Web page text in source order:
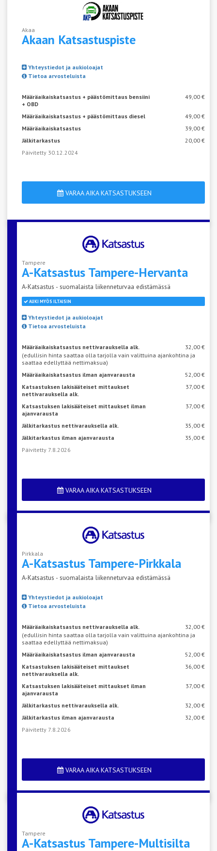
Akaa
Akaan Katsastuspiste
Yhteystiedot ja aukioloajat
Tietoa arvosteluista
Määräaikaiskatsastus + päästömittaus bensiini
+ OBD
49,00 €
Määräaikaiskatsastus + päästömittaus diesel
49,00 €
Määräaikaiskatsastus
39,00 €
Jälkitarkastus
20,00 €
Päivitetty 30.12.2024
VARAA AIKA KATSASTUKSEEN
Tampere
A-Katsastus Tampere-Hervanta
A-Katsastus - suomalaista liikenneturvaa edistämässä
AUKI MYÖS ILTAISIN
Yhteystiedot ja aukioloajat
Tietoa arvosteluista
Määräaikaiskatsastus nettivarauksella alk.
32,00 €
(edullisin hinta saattaa olla tarjolla vain valittuina ajankohtina ja
saattaa edellyttää nettimaksua)
Määräaikaiskatsastus ilman ajanvarausta
52,00 €
Katsastuksen lakisääteiset mittaukset
nettivarauksella alk.
37,00 €
Katsastuksen lakisääteiset mittaukset ilman
ajanvarausta
37,00 €
Jälkitarkastus nettivarauksella alk.
35,00 €
Jälkitarkastus ilman ajanvarausta
35,00 €
Päivitetty 7.8.2026
VARAA AIKA KATSASTUKSEEN
Pirkkala
A-Katsastus Tampere-Pirkkala
A-Katsastus - suomalaista liikenneturvaa edistämässä
Yhteystiedot ja aukioloajat
Tietoa arvosteluista
Määräaikaiskatsastus nettivarauksella alk.
32,00 €
(edullisin hinta saattaa olla tarjolla vain valittuina ajankohtina ja
saattaa edellyttää nettimaksua)
Määräaikaiskatsastus ilman ajanvarausta
52,00 €
Katsastuksen lakisääteiset mittaukset
nettivarauksella alk.
36,00 €
Katsastuksen lakisääteiset mittaukset ilman
ajanvarausta
37,00 €
Jälkitarkastus nettivarauksella alk.
32,00 €
Jälkitarkastus ilman ajanvarausta
32,00 €
Päivitetty 7.8.2026
VARAA AIKA KATSASTUKSEEN
Tampere
A-Katsastus Tampere-Multisilta